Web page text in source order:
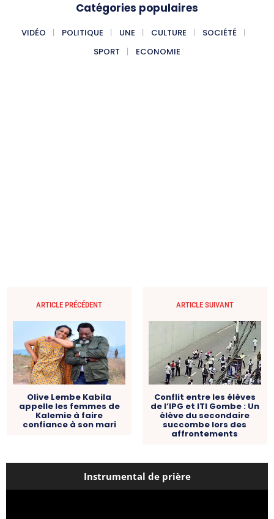
Catégories populaires
VIDÉO POLITIQUE UNE CULTURE
SOCIÉTÉ
SPORT
ECONOMIE
ARTICLE PRÉCÉDENT
Olive Lembe Kabila
appelle les femmes de
Kalemie à faire
confiance à son mari
ARTICLE SUIVANT
Conflit entre les élèves
de l’IPG et ITI Gombe : Un
élève du secondaire
succombe lors des
affrontements
Instrumental de prière